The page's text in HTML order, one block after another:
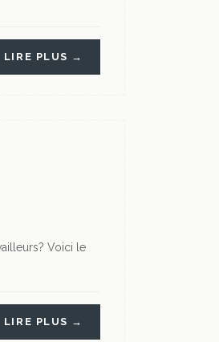
LIRE PLUS →
Voici le
LIRE PLUS →